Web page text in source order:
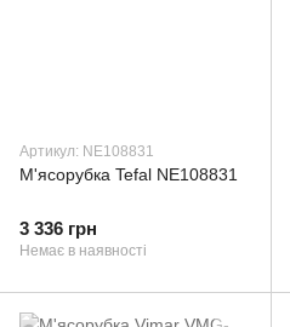
Артикул: NE108831
М'ясорубка Tefal NE108831
3 336 грн
Немає в наявності